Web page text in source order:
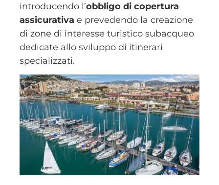
introducendo l’obbligo di copertura
assicurativa e prevedendo la creazione
di zone di interesse turistico subacqueo
dedicate allo sviluppo di itinerari
specializzati.